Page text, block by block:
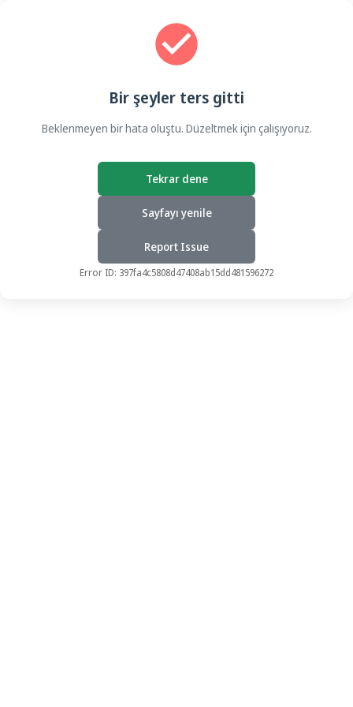
Bir şeyler ters gitti
Beklenmeyen bir hata oluştu. Düzeltmek için çalışıyoruz.
Tekrar dene
Sayfayı yenile
Report Issue
Error ID: 397fa4c5808d47408ab15dd481596272